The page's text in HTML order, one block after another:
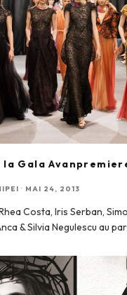
la Gala
· MAI 24, 2013
Costa, Iris Serban,
& Silvia Negulescu au